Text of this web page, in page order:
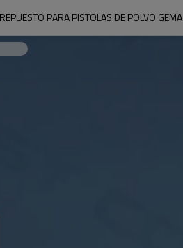
PARA PISTOLAS DE POLVO GEMA